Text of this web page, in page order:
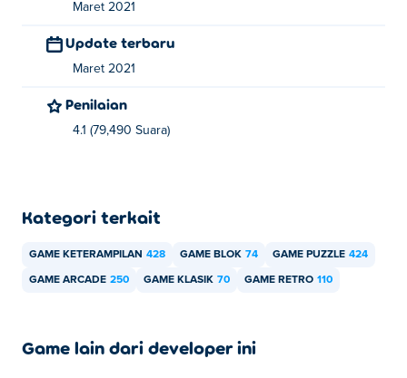
Maret 2021
Update terbaru
Maret 2021
Penilaian
4.1 (79,490 Suara)
Kategori terkait
GAME KETERAMPILAN 428 GAME BLOK 74 GAME PUZZLE 424
GAME ARCADE 250 GAME KLASIK 70 GAME RETRO 110
Game lain dari developer ini